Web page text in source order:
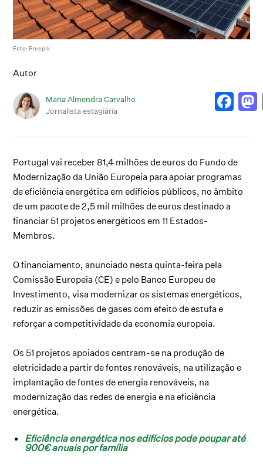
Foto: Freepik
Autor
Maria Almendra Carvalho
Jornalista estagiária
Portugal vai receber 81,4 milhões de euros do Fundo de
Modernização da União Europeia para apoiar programas
de eficiência energética em edifícios públicos, no âmbito
de um pacote de 2,5 mil milhões de euros destinado a
financiar 51 projetos energéticos em 11 Estados-
Membros.
O financiamento, anunciado nesta quinta-feira pela
Comissão Europeia (CE) e pelo Banco Europeu de
Investimento, visa modernizar os sistemas energéticos,
reduzir as emissões de gases com efeito de estufa e
reforçar a competitividade da economia europeia.
Os 51 projetos apoiados centram-se na produção de
eletricidade a partir de fontes renováveis, na utilização e
implantação de fontes de energia renováveis, na
modernização das redes de energia e na eficiência
energética.
Eficiência energética nos edifícios pode poupar até
900€ anuais por família